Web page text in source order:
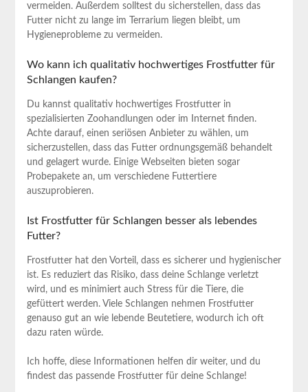
vermeiden. ​Außerdem ‌solltest du sicherstellen, dass das
Futter nicht zu lange im Terrarium liegen bleibt,​ um‌
Hygieneprobleme⁣ zu vermeiden.
Wo kann ich qualitativ hochwertiges Frostfutter ‌für
Schlangen ​kaufen?
Du kannst qualitativ hochwertiges Frostfutter in​
spezialisierten Zoohandlungen oder im Internet finden.
Achte darauf, einen seriösen⁢ Anbieter zu ‌wählen, um
sicherzustellen, dass das⁤ Futter ordnungsgemäß behandelt
und gelagert wurde. ⁤Einige Webseiten bieten sogar
Probepakete an, um⁤ verschiedene Futtertiere
auszuprobieren.
Ist Frostfutter für Schlangen besser als lebendes
Futter?
Frostfutter hat den Vorteil, dass es sicherer und hygienischer
ist. Es reduziert⁢ das Risiko, dass deine Schlange ‍verletzt
wird, und es minimiert ⁢auch Stress​ für die Tiere, die
gefüttert werden. Viele Schlangen nehmen Frostfutter
genauso gut an wie ⁢lebende Beutetiere, wodurch ich oft
dazu raten würde.
Ich hoffe,‌ diese Informationen helfen dir ⁣weiter, ‌und‍ du
findest das passende Frostfutter für deine ⁢Schlange!